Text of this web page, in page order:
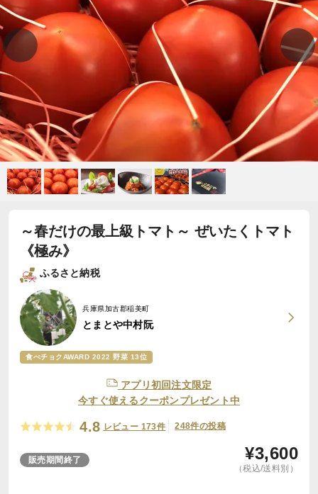
～春だけの最上級トマト～ ぜいたくトマト
《極み》
ふるさと納税
兵庫県加古郡稲美町
とまとや中村阮
食べチョクAWARD 2022 野菜 13位
アプリ初回注文限定
今すぐ使えるクーポンプレゼント中
4.8 レビュー 173件 248件の投稿
販売期間終了 ¥3,600
（税込/送料別）